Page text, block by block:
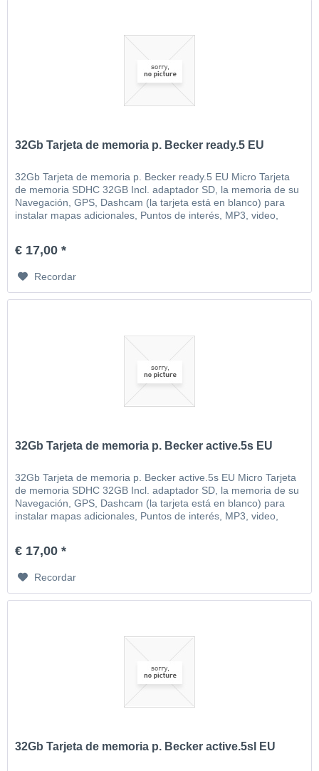
32Gb Tarjeta de memoria p. Becker ready.5 EU
32Gb Tarjeta de memoria p. Becker ready.5 EU Micro Tarjeta
de memoria SDHC 32GB Incl. adaptador SD, la memoria de su
Navegación, GPS, Dashcam (la tarjeta está en blanco) para
instalar mapas adicionales, Puntos de interés, MP3, video,
€ 17,00 *
Recordar
32Gb Tarjeta de memoria p. Becker active.5s EU
32Gb Tarjeta de memoria p. Becker active.5s EU Micro Tarjeta
de memoria SDHC 32GB Incl. adaptador SD, la memoria de su
Navegación, GPS, Dashcam (la tarjeta está en blanco) para
instalar mapas adicionales, Puntos de interés, MP3, video,
€ 17,00 *
Recordar
32Gb Tarjeta de memoria p. Becker active.5sl EU